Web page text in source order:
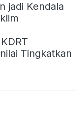
jadi Kendala
Tingkatkan